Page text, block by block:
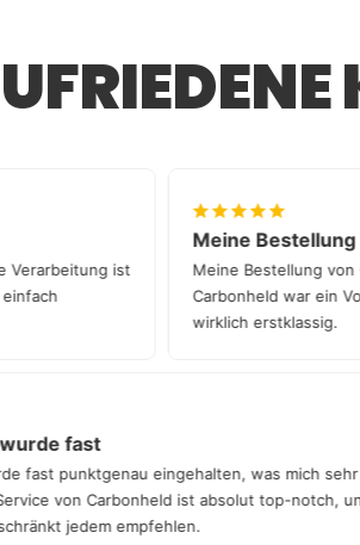
Die Verarbeitung ist
ist einfach
Meine
Meine
Carbonheld war
wirklich
fast
punktgenau eingehalten, was mich sehr
von Carbonheld ist absolut top-notch, und ich
jedem empfehlen.